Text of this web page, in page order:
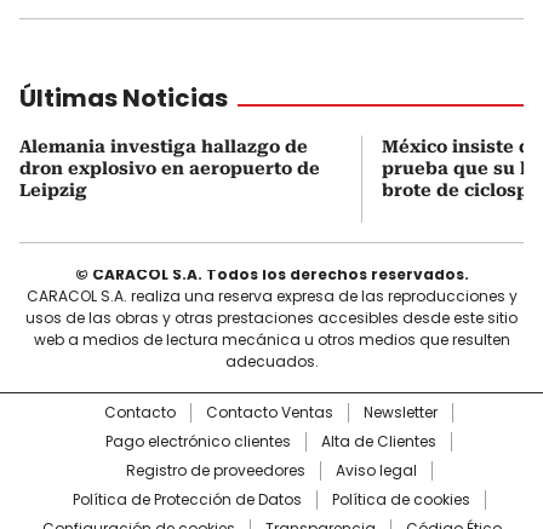
Últimas Noticias
Alemania investiga hallazgo de
dron explosivo en aeropuerto de
Leipzig
México insiste
prueba que su
brote de
© CARACOL S.A. Todos los derechos reservados.
CARACOL S.A. realiza una reserva expresa de las reproducciones y
usos de las obras y otras prestaciones accesibles desde este sitio
web a medios de lectura mecánica u otros medios que resulten
adecuados.
Contacto Contacto Ventas
Newsletter
Pago electrónico clientes
Alta de Clientes
Registro de proveedores
Aviso legal
Política de Protección de Datos
Política de cookies